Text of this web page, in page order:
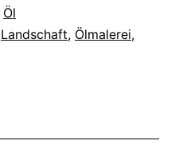
Öl
Landschaft, Ölmalerei,